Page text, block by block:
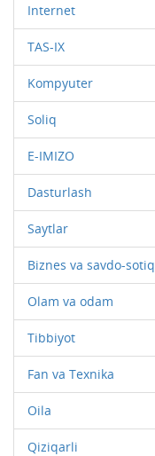
Internet
TAS-IX
Kompyuter
Soliq
E-IMIZO
Dasturlash
Saytlar
Biznes va savdo-sotiq
Olam va odam
Tibbiyot
Fan va Texnika
Oila
Qiziqarli